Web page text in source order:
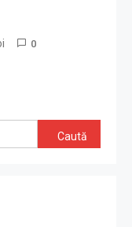
0
Caută